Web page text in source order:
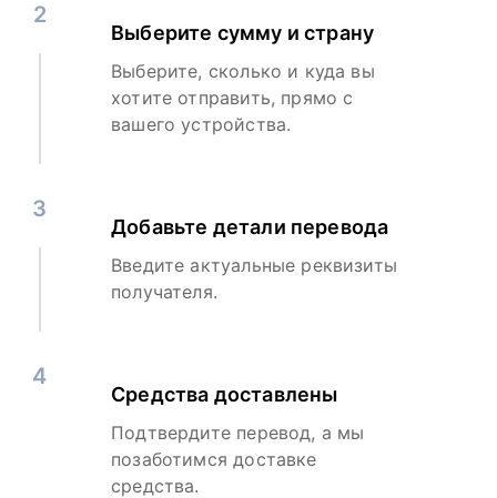
2
Выберите сумму и страну
Выберите, сколько и куда вы
хотите отправить, прямо с
вашего устройства.
3
Добавьте детали перевода
Введите актуальные реквизиты
получателя.
4
Средства доставлены
Подтвердите перевод, а мы
позаботимся доставке
средства.